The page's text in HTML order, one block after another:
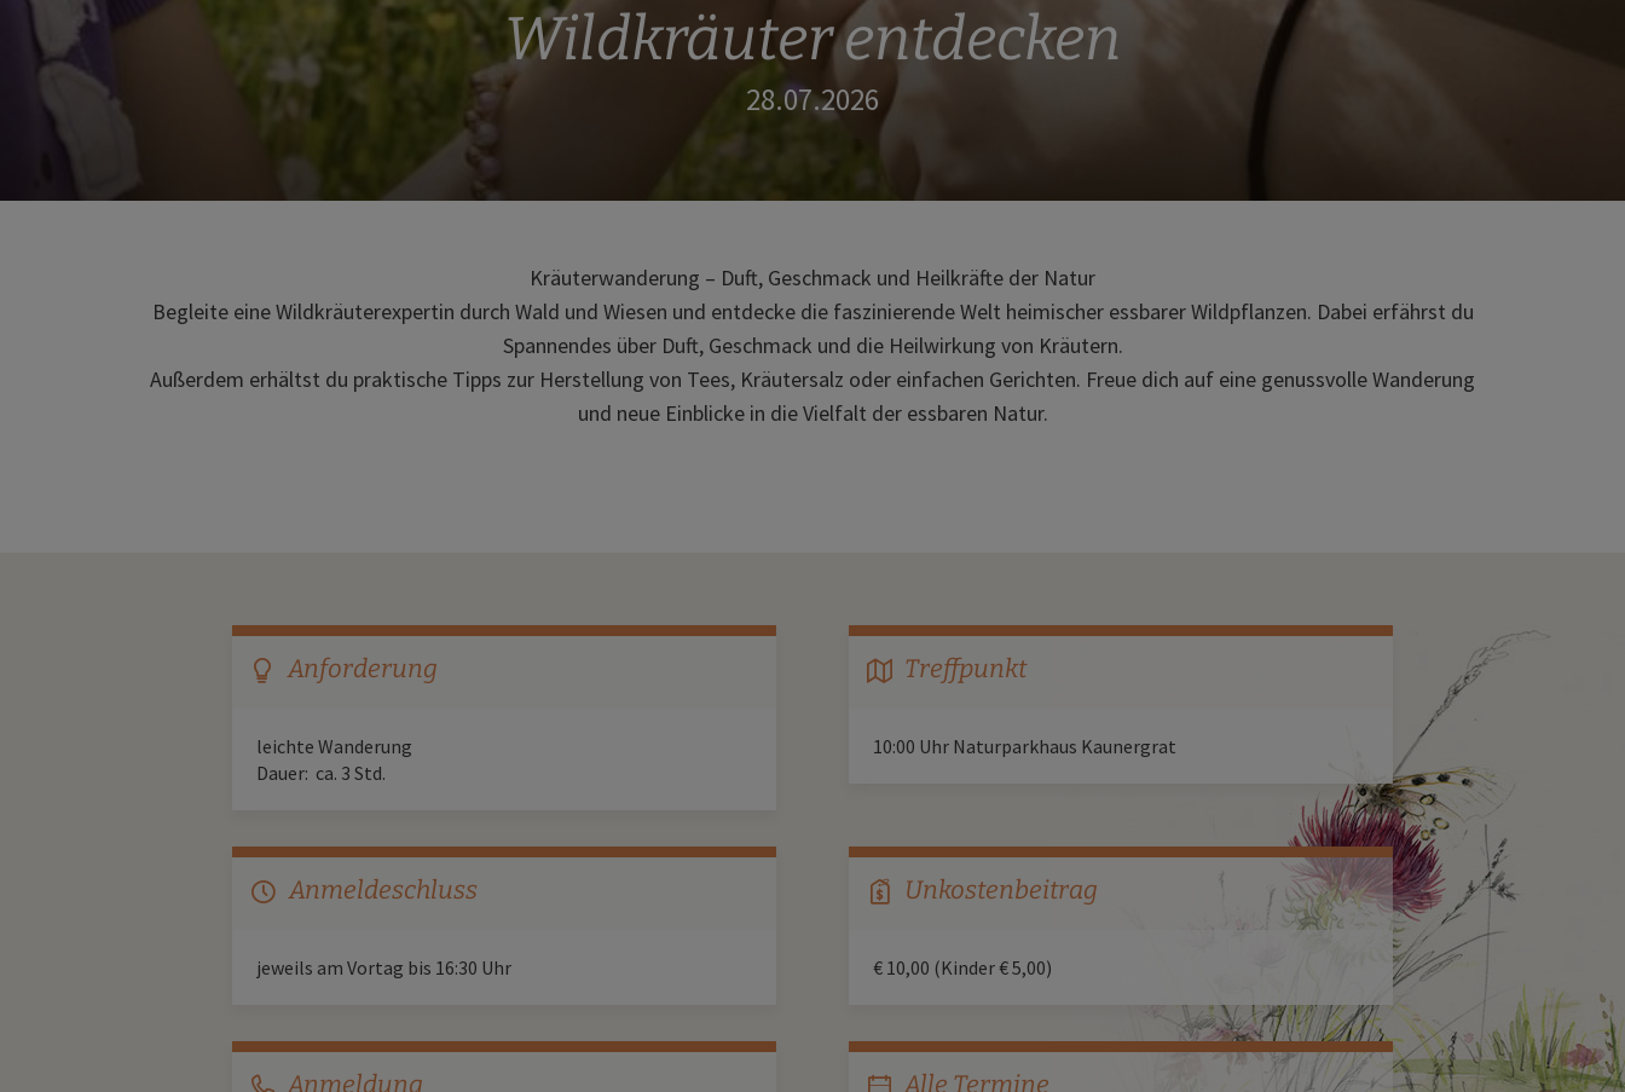
Wildkräuter entdecken
28.07.2026
Kräuterwanderung – Duft, Geschmack und Heilkräfte der Natur
Begleite eine Wildkräuterexpertin durch Wald und Wiesen und entdecke die faszinierende Welt heimischer essbarer Wildpflanzen. Dabei erfährst du
Spannendes über Duft, Geschmack und die Heilwirkung von Kräutern.
Außerdem erhältst du praktische Tipps zur Herstellung von Tees, Kräutersalz oder einfachen Gerichten. Freue dich auf eine genussvolle Wanderung
und neue Einblicke in die Vielfalt der essbaren Natur.
bulb Anforderung
leichte Wanderung
Dauer: ca. 3 Std.
map Treffpunkt
10:00 Uhr Naturparkhaus Kaunergrat
clock Anmeldeschluss
jeweils am Vortag bis 16:30 Uhr
price-tag Unkostenbeitrag
€ 10,00 (Kinder € 5,00)
phone Anmeldung calendar Alle Termine